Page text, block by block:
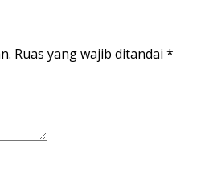
Ruas yang wajib ditandai *